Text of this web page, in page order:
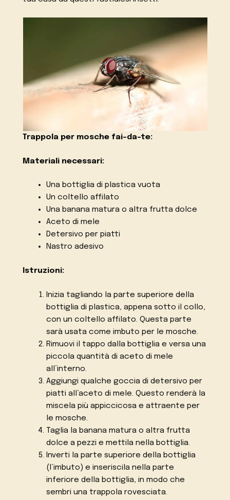
Trappola per mosche fai-da-te:
Materiali necessari:
Una bottiglia di plastica vuota
Un coltello affilato
Una banana matura o altra frutta dolce
Aceto di mele
Detersivo per piatti
Nastro adesivo
Istruzioni:
Inizia tagliando la parte superiore della
bottiglia di plastica, appena sotto il collo,
con un coltello affilato. Questa parte
sarà usata come imbuto per le mosche.
Rimuovi il tappo dalla bottiglia e versa una
piccola quantità di aceto di mele
all’interno.
Aggiungi qualche goccia di detersivo per
piatti all’aceto di mele. Questo renderà la
miscela più appiccicosa e attraente per
le mosche.
Taglia la banana matura o altra frutta
dolce a pezzi e mettila nella bottiglia.
Inverti la parte superiore della bottiglia
(l’imbuto) e inseriscila nella parte
inferiore della bottiglia, in modo che
sembri una trappola rovesciata.